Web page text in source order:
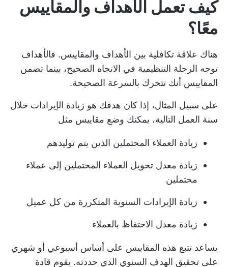
كيف تعمل الأهداف والمقاييس
معًا؟
هناك علاقة تكافلية بين الأهداف والمقاييس. فالأهداف
توجه الرحلة التنظيمية في الاتجاه الصحيح، بينما تضمن
المقاييس أنك تتحرك بالسرعة الصحيحة.
على سبيل المثال، إذا كان هدفك هو زيادة الإيرادات خلال
سنة العمل التالية، يمكنك وضع مقاييس مثل
زيادة العملاء المحتملين الذين يتم توليدهم
زيادة معدل تحويل العملاء المحتملين إلى عملاء
محتملين
زيادة الإيرادات السنوية المتكررة من كل عميل
زيادة معدل الاحتفاظ بالعملاء
يساعد تتبع هذه المقاييس على أساس أسبوعي أو شهري
على تحقيق الهدف السنوي الذي حددته. يقوم قادة